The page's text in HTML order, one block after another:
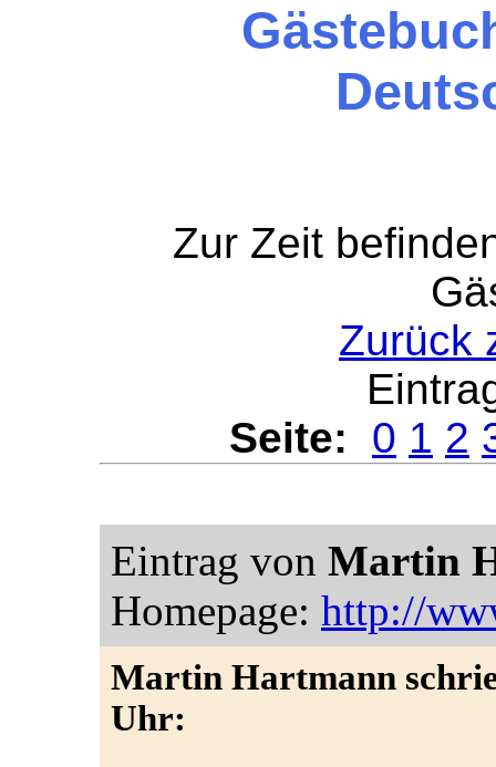
Zur Zeit
Zurück
Seite:
0 1 2
Eintrag von Martin
Homepage: http://
Martin Hartmann
Uhr: